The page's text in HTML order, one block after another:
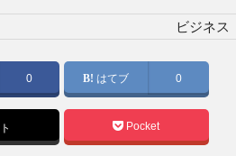
ビジネス
0 はてブ 0
Pocket